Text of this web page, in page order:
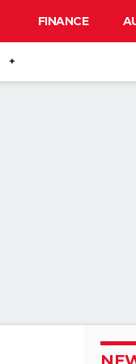
FINANCE
+